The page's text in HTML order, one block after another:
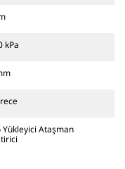
kPa
Yükleyici Ataşman